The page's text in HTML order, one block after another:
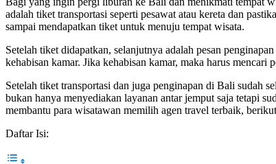
adalah tiket transportasi seperti pesawat atau kereta dan
sampai mendapatkan tiket untuk menuju tempat wisata.
Setelah tiket didapatkan, selanjutnya adalah pesan
kehabisan kamar. Jika kehabisan kamar, maka harus
Setelah tiket transportasi dan juga penginapan di Bali sudah
bukan hanya menyediakan layanan antar jemput saja tetapi
membantu para wisatawan memilih agen travel terbaik,
Daftar Isi: